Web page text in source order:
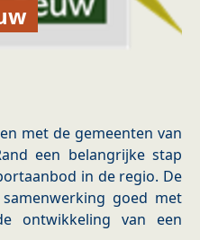
met de gemeenten van
een belangrijke stap
in de regio. De
goed met
ontwikkeling van een